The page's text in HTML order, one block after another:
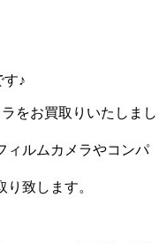
す♪
をお買取りいたしまし
ィルムカメラやコンパ
致します。